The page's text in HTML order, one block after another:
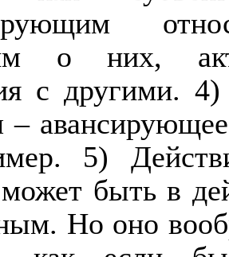
о них,
с другими. 4)
–
5)
быть в
Но оно